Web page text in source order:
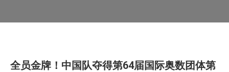
全员金牌！中国队夺得第64届国际奥数团体第